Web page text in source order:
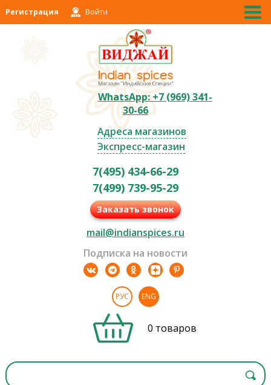
Регистрация Войти
WhatsApp: +7 (969) 341-
30-66
Адреса магазинов
Экспресс-магазин
7(495) 434-66-29
7(499) 739-95-29
Заказать звонок
mail@indianspices.ru
Подписка на новости
РУС ENG
0 товаров